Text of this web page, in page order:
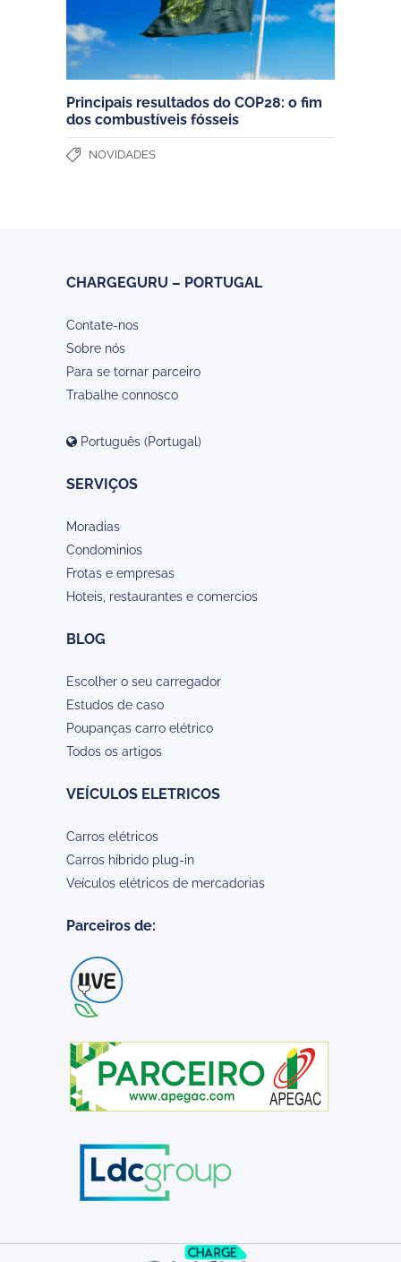
Principais resultados do COP28: o fim
dos combustíveis fósseis
NOVIDADES
CHARGEGURU – PORTUGAL
Contate-nos
Sobre nós
Para se tornar parceiro
Trabalhe connosco
Português (Portugal)
SERVIÇOS
Moradias
Condominios
Frotas e empresas
Hoteis, restaurantes e comercios
BLOG
Escolher o seu carregador
Estudos de caso
Poupanças carro elétrico
Todos os artigos
VEÍCULOS ELETRICOS
Carros elétricos
Carros híbrido plug-in
Veículos elétricos de mercadorias
Parceiros de: